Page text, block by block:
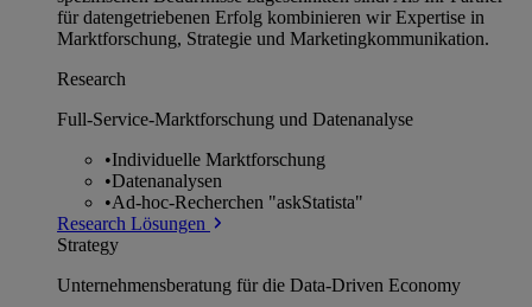
für datengetriebenen Erfolg kombinieren wir Expertise in
Marktforschung, Strategie und Marketingkommunikation.
Research
Full-Service-Marktforschung und Datenanalyse
•Individuelle Marktforschung
•Datenanalysen
•Ad-hoc-Recherchen "askStatista"
Research Lösungen
Strategy
Unternehmens­beratung für die Data-Driven Economy